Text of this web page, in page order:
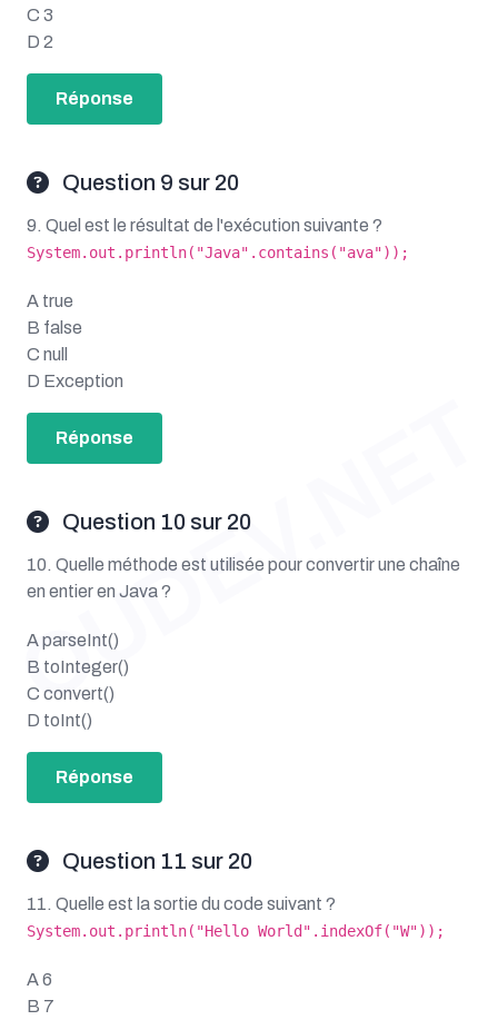
C 3
D 2
Réponse
Question 9 sur 20
9. Quel est le résultat de l'exécution suivante ?
System.out.println("Java".contains("ava"));
A true
B false
C null
D Exception
Réponse
Question 10 sur 20
10. Quelle méthode est utilisée pour convertir une chaîne
en entier en Java ?
A parseInt()
B toInteger()
C convert()
D toInt()
Réponse
Question 11 sur 20
11. Quelle est la sortie du code suivant ?
System.out.println("Hello World".indexOf("W"));
A 6
B 7
OUDEV.NET